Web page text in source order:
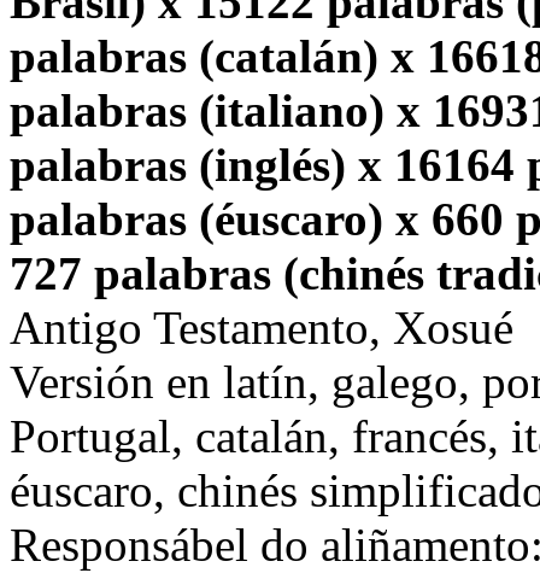
palabras (catalán) x
palabras (italiano) x
palabras (inglés) x 16164
palabras (éuscaro) x 660
727 palabras (chinés
Antigo Testamento, Xosué
Versión en latín, galego,
Portugal, catalán, francés,
éuscaro, chinés
Responsábel do